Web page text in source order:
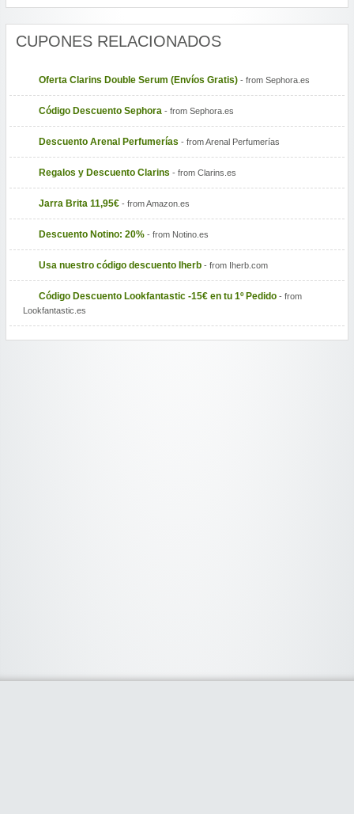
CUPONES RELACIONADOS
Oferta Clarins Double Serum (Envíos Gratis)- from Sephora.es
Código Descuento Sephora - from Sephora.es
Descuento Arenal Perfumerías - from Arenal Perfumerías
Regalos y Descuento Clarins - from Clarins.es
Jarra Brita 11,95€- from Amazon.es
Descuento Notino: 20%- from Notino.es
Usa nuestro código descuento Iherb- from Iherb.com
Código Descuento Lookfantastic -15€ en tu 1º Pedido- from
Lookfantastic.es